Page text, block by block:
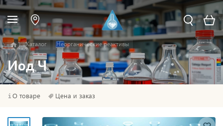
Каталог Неорганические реактивы
Иод Ч
О товаре Цена и заказ